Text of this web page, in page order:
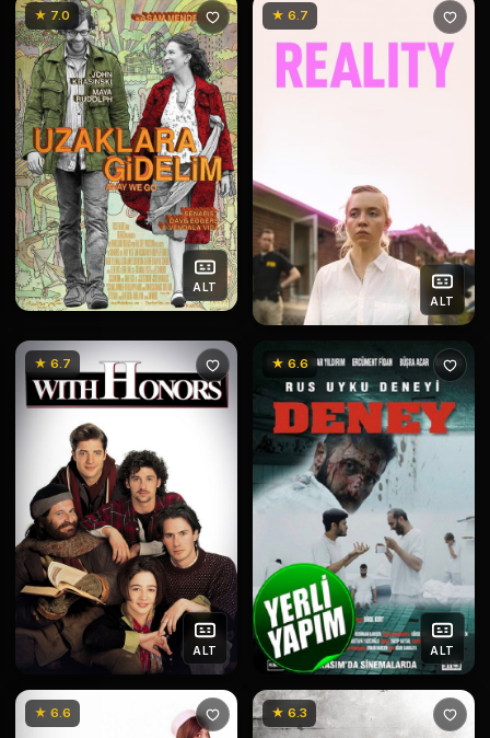
★ 7.0
ALT
★ 6.7
ALT
★ 6.7
ALT
★ 6.6
ALT
★ 6.6 ★ 6.3